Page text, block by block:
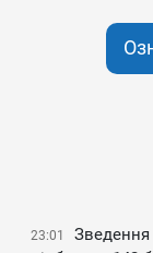
23:01
Зведення